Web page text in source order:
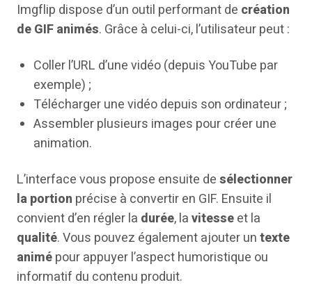
Imgflip dispose d’un outil performant de création
de GIF animés. Grâce à celui-ci, l’utilisateur peut :
Coller l’URL d’une vidéo (depuis YouTube par
exemple) ;
Télécharger une vidéo depuis son ordinateur ;
Assembler plusieurs images pour créer une
animation.
L’interface vous propose ensuite desélectionner
la portion précise à convertir en GIF. Ensuite il
convient d’en régler la durée, lavitesseet la
qualité. Vous pouvez également ajouter untexte
animépour appuyer l’aspect humoristique ou
informatif du contenu produit.